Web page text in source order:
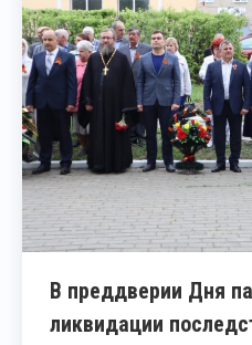
В преддверии Дня
ликвидации